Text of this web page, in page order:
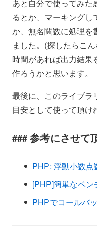
あと自分で使ってみた
るとか、マーキングし
か、無名関数に処理を
ました。(探したらこ
時間があれば出力結果
作ろうかと思います。
最後に、このライブラ
目安として使って頂け
参考にさせて
PHP: 浮動小数点
[PHP]簡単なベ
PHPでコールバ